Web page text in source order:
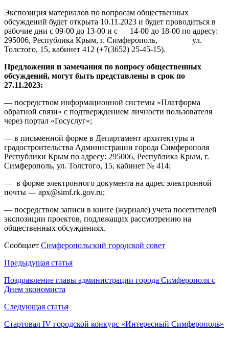
Экспозиция материалов по вопросам общественных
обсуждений будет открыта 10.11.2023 и будет проводиться в
рабочие дни с 09-00 до 13-00 и с 14-00 до 18-00 по адресу:
295006, Республика Крым, г. Симферополь, ул.
Толстого, 15, кабинет 412 (+7(3652) 25-45-15).
Предложения и замечания по вопросу общественных
обсуждений, могут быть представлены в срок по
27.11.2023:
— посредством информационной системы «Платформа
обратной связи» с подтверждением личности пользователя
через портал «Госуслуг»;
— в письменной форме в Департамент архитектуры и
градостроительства Администрации города Симферополя
Республики Крым по адресу: 295006, Республика Крым, г.
Симферополь, ул. Толстого, 15, кабинет № 414;
— в форме электронного документа на адрес электронной
почты — apx@simf.rk.gov.ru;
— посредством записи в книге (журнале) учета посетителей
экспозиции проектов, подлежащих рассмотрению на
общественных обсуждениях.
Сообщает Симферопольский городской совет
Навигация
по
записям
Предыдущая статья
Поздравление главы администрации города Симферополя с
Днем экономиста
Следующая статья
Стартовал IV городской конкурс «Интересный Симферополь»